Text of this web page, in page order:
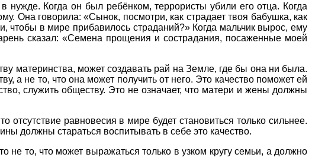
Когда он был ребёнком, террористы убили его отца. Когда
Она говорила: «Сынок, посмотри, как страдает твоя бабушка, как
в мире прибавилось страданий?» Когда мальчик вырос, ему
сказал: «Семена прощения и сострадания, посаженные моей
материнства, может создавать рай на Земле, где бы она ни была.
а не то, что она может получить от него. Это качество поможет ей
служить обществу. Это не означает, что матери и жены должны
отсутствие равновесия в мире будет становиться только сильнее.
должны стараться воспитывать в себе это качество.
не то, что может выражаться только в узком кругу семьи, а должно